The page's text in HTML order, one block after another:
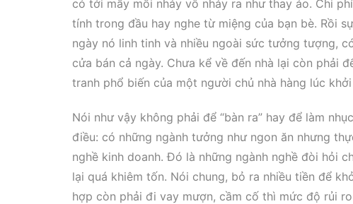
có tới mấy mối nhảy vô nhảy ra như thay áo. Chi
tính trong đầu hay nghe từ miệng của bạn bè. Rồi
ngày nó linh tinh và nhiều ngoài sức tưởng tượng,
cửa bán cả ngày. Chưa kể về đến nhà lại còn phải
tranh phổ biến của một người chủ nhà hàng lúc
Nói như vậy không phải để “bàn ra” hay để làm
điều: có những ngành tưởng như ngon ăn nhưng
nghề kinh doanh. Đó là những ngành nghề đòi hỏi
lại quá khiêm tốn. Nói chung, bỏ ra nhiều tiền để
hợp còn phải đi vay mượn, cầm cố thì mức độ rủi